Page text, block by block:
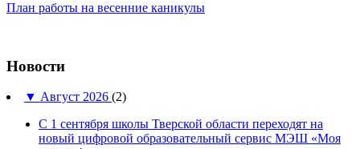
План работы на весенние каникулы
Новости
▼ Август 2026 (2)
С 1 сентября школы Тверской области переходят на
новый цифровой образовательный сервис МЭШ «Моя